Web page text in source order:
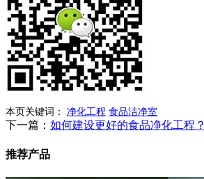
本页关键词： 净化工程 食品洁净室
下一篇： 如何建设更好的食品净化工程？
推荐产品